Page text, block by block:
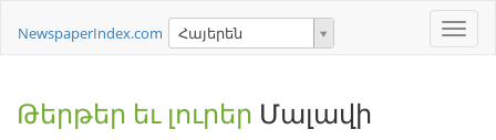
Toggle
NewspaperIndex.com Հայերեն
Թերթեր եւ լուրեր Մալավի